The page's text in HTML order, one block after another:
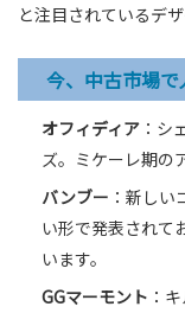
と注目されているデ
今、中古市場
オフィディア ：シ
ズ。ミケーレ期の
バンブー ：新し
い形で発表されて
います。
GGマーモント ：